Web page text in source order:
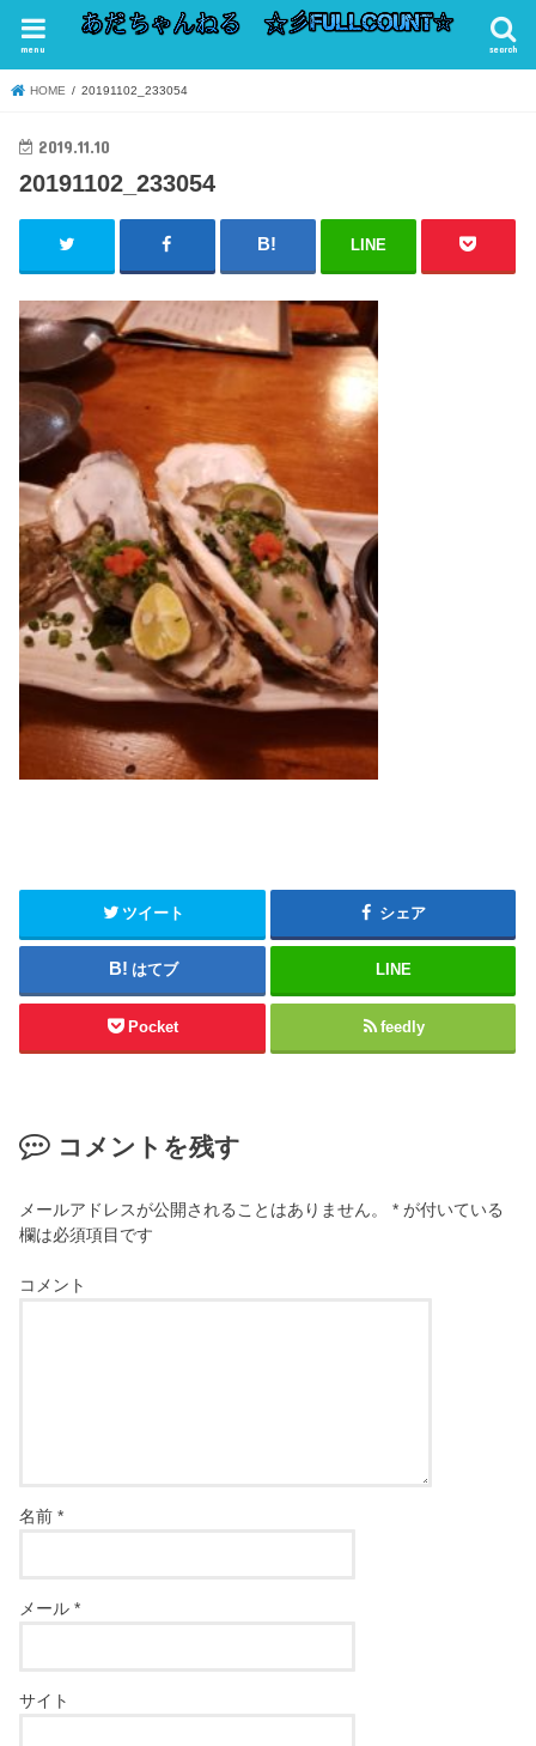
search
menu
HOME 20191102_233054
2019.11.10
20191102_233054
LINE
ツイート シェア
はてブ LINE
Pocket feedly
コメントを残す
メールアドレスが公開されることはありません。 * が付いている
欄は必須項目です
コメント
名前*
メール*
サイト